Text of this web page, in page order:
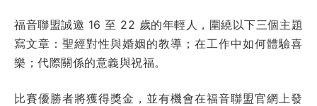
福音聯盟誠邀 16 至 22 歲的年輕人，圍繞以下三個主題
寫文章：聖經對性與婚姻的教導；在工作中如何體驗喜
樂；代際關係的意義與祝福。
比賽優勝者將獲得獎金，並有機會在福音聯盟官網上發